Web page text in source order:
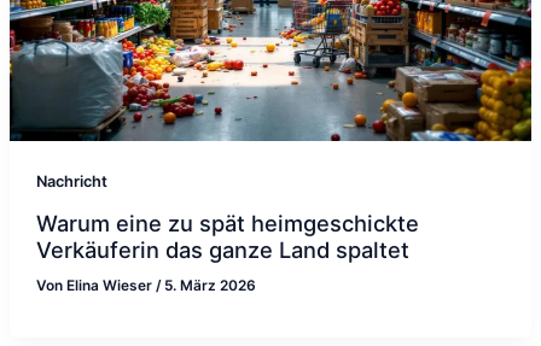
Nachricht
Warum eine zu spät heimgeschickte
Verkäuferin das ganze Land spaltet
Von Elina Wieser / 5. März 2026